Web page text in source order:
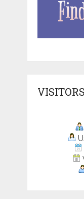
VISITORS